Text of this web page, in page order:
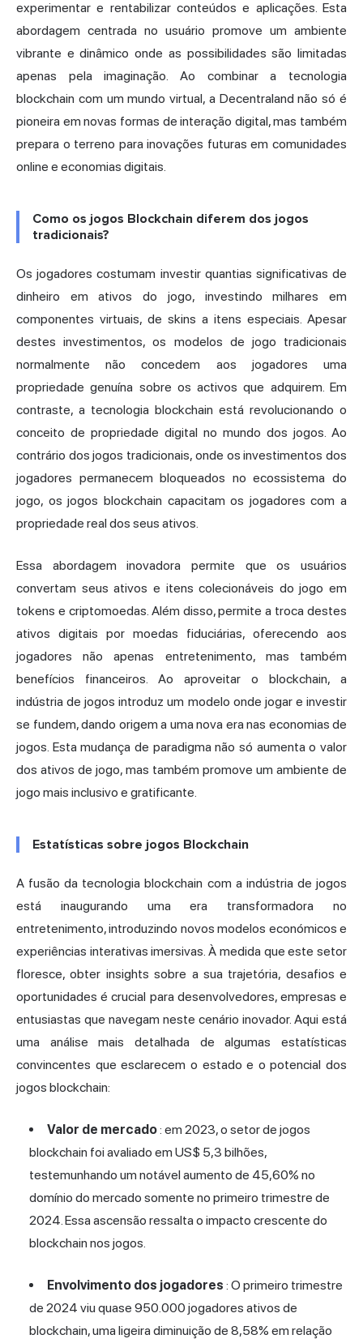
experimentar e rentabilizar conteúdos e aplicações. Esta
abordagem centrada no usuário promove um ambiente
vibrante e dinâmico onde as possibilidades são limitadas
apenas pela imaginação. Ao combinar a tecnologia
blockchain com um mundo virtual, a Decentraland não só é
pioneira em novas formas de interação digital, mas também
prepara o terreno para inovações futuras em comunidades
online e economias digitais.
Como os jogos Blockchain diferem dos jogos
tradicionais?
Os jogadores costumam investir quantias significativas de
dinheiro em ativos do jogo, investindo milhares em
componentes virtuais, de skins a itens especiais. Apesar
destes investimentos, os modelos de jogo tradicionais
normalmente não concedem aos jogadores uma
propriedade genuína sobre os activos que adquirem. Em
contraste, a tecnologia blockchain está revolucionando o
conceito de propriedade digital no mundo dos jogos. Ao
contrário dos jogos tradicionais, onde os investimentos dos
jogadores permanecem bloqueados no ecossistema do
jogo, os jogos blockchain capacitam os jogadores com a
propriedade real dos seus ativos.
Essa abordagem inovadora permite que os usuários
convertam seus ativos e itens colecionáveis do jogo em
tokens e criptomoedas. Além disso, permite a troca destes
ativos digitais por moedas fiduciárias, oferecendo aos
jogadores não apenas entretenimento, mas também
benefícios financeiros. Ao aproveitar o blockchain, a
indústria de jogos introduz um modelo onde jogar e investir
se fundem, dando origem a uma nova era nas economias de
jogos. Esta mudança de paradigma não só aumenta o valor
dos ativos de jogo, mas também promove um ambiente de
jogo mais inclusivo e gratificante.
Estatísticas sobre jogos Blockchain
A fusão da tecnologia blockchain com a indústria de jogos
está inaugurando uma era transformadora no
entretenimento, introduzindo novos modelos económicos e
experiências interativas imersivas. À medida que este setor
floresce, obter insights sobre a sua trajetória, desafios e
oportunidades é crucial para desenvolvedores, empresas e
entusiastas que navegam neste cenário inovador. Aqui está
uma análise mais detalhada de algumas estatísticas
convincentes que esclarecem o estado e o potencial dos
jogos blockchain:
Valor de mercado: em 2023, o setor de jogos
blockchain foi avaliado em US$ 5,3 bilhões,
testemunhando um notável aumento de 45,60% no
domínio do mercado somente no primeiro trimestre de
2024. Essa ascensão ressalta o impacto crescente do
blockchain nos jogos.
Envolvimento dos jogadores : O primeiro trimestre
de 2024 viu quase 950.000 jogadores ativos de
blockchain, uma ligeira diminuição de 8,58% em relação